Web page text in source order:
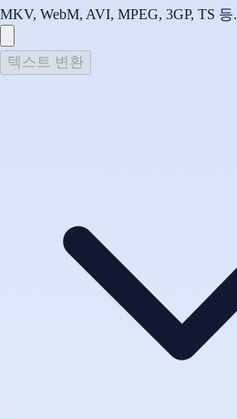
MKV, WebM, AVI, MPEG, 3GP, TS 등.
텍스트 변환